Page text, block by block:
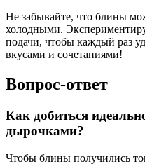
Не забывайте, что блины
холодными.
подачи, чтобы каждый раз
вкусами и сочетаниями!
Вопрос-ответ
Как добиться
дырочками?
Чтобы блины получились